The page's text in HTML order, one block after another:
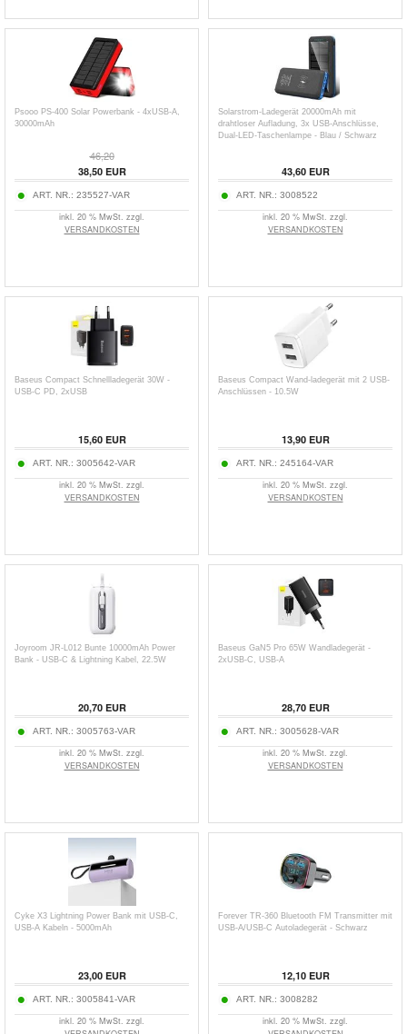
Psooo PS-400 Solar Powerbank - 4xUSB-A,
30000mAh
46,20
38,50EUR
ART. NR.: 235527-VAR
inkl. 20 % MwSt. zzgl.
VERSANDKOSTEN
Solarstrom-Ladegerät 20000mAh mit
drahtloser Aufladung, 3x USB-Anschlüsse,
Dual-LED-Taschenlampe - Blau / Schwarz
43,60EUR
ART. NR.: 3008522
inkl. 20 % MwSt. zzgl.
VERSANDKOSTEN
Baseus Compact Schnellladegerät 30W -
USB-C PD, 2xUSB
15,60EUR
ART. NR.: 3005642-VAR
inkl. 20 % MwSt. zzgl.
VERSANDKOSTEN
Baseus Compact Wand-ladegerät mit 2 USB-
Anschlüssen - 10.5W
13,90EUR
ART. NR.: 245164-VAR
inkl. 20 % MwSt. zzgl.
VERSANDKOSTEN
Joyroom JR-L012 Bunte 10000mAh Power
Bank - USB-C & Lightning Kabel, 22.5W
20,70EUR
ART. NR.: 3005763-VAR
inkl. 20 % MwSt. zzgl.
VERSANDKOSTEN
Baseus GaN5 Pro 65W Wandladegerät -
2xUSB-C, USB-A
28,70EUR
ART. NR.: 3005628-VAR
inkl. 20 % MwSt. zzgl.
VERSANDKOSTEN
Cyke X3 Lightning Power Bank mit USB-C,
USB-A Kabeln - 5000mAh
23,00EUR
ART. NR.: 3005841-VAR
inkl. 20 % MwSt. zzgl.
Forever TR-360 Bluetooth FM Transmitter mit
USB-A/USB-C Autoladegerät - Schwarz
12,10EUR
ART. NR.: 3008282
inkl. 20 % MwSt. zzgl.